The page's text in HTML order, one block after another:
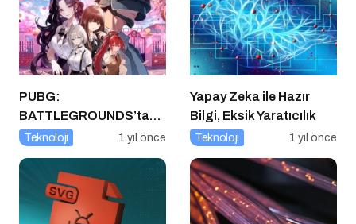
PUBG:
BATTLEGROUNDS’tan
1 Nisan Şakası
Teknoloji 1 yıl önce
Yapay Zeka ile Hazır
Bilgi, Eksik Yaratıcılık
Teknoloji 1 yıl önce